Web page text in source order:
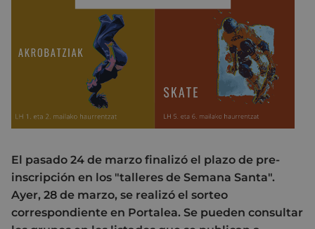
El pasado 24 de marzo finalizó el plazo de pre-
inscripción en los "talleres de Semana Santa".
Ayer, 28 de marzo, se realizó el sorteo
correspondiente en Portalea. Se pueden consultar